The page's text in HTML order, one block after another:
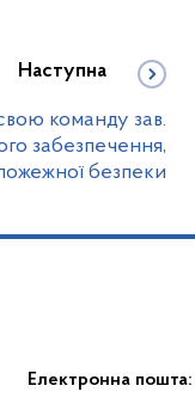
Наступна
команду зав.
забезпечення,
безпеки
Електронна пошта: